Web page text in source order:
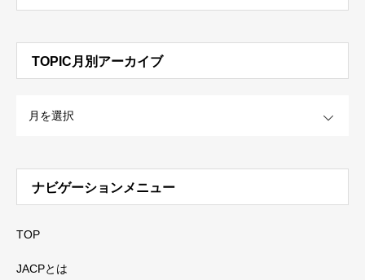
TOPIC月別アーカイブ
ナビゲーションメニュー
TOP
JACPとは